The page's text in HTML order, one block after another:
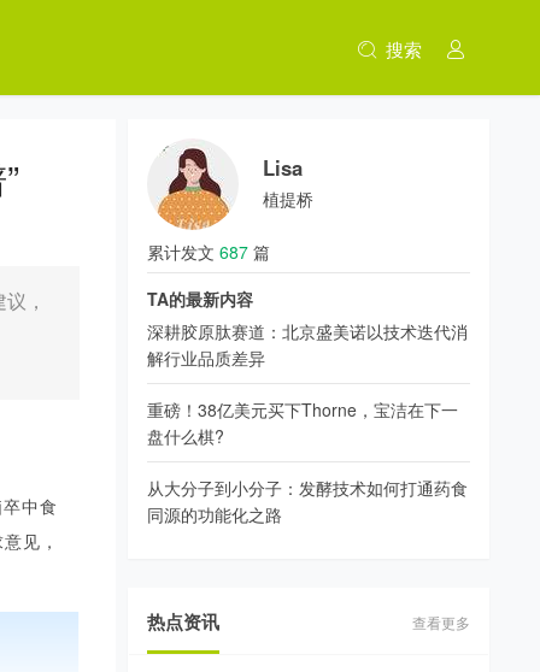
搜索
，
中食
见，
Lisa
植提桥
累计发文 687 篇
TA的最新内容
深耕胶原肽赛道：北京盛美诺以技术迭代消
解行业品质差异
重磅！38亿美元买下Thorne，宝洁在下一
盘什么棋?
从大分子到小分子：发酵技术如何打通药食
同源的功能化之路
热点资讯 查看更多